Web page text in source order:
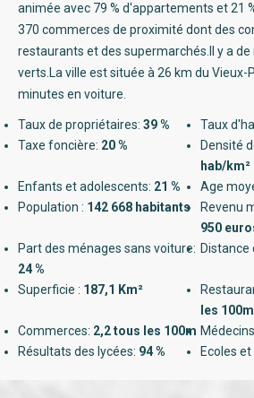
animée avec 79 % d'appartements et 21
370 commerces de proximité dont des
restaurants et des supermarchés.Il y a
verts.La ville est située à 26 km du Vieux-
minutes en voiture.
Taux de propriétaires: 39 % Taux
Taxe foncière: 20 % Densité
hab/km²
Enfants et adolescents: 21 % Age
Population : 142 668 habitants Revenu
950
Part des ménages sans voiture:
24 %
Distance
Superficie : 187,1 Km²
les 100m
Commerces: 2,2 tous les 100m
Résultats des lycées: 94 % Ecoles